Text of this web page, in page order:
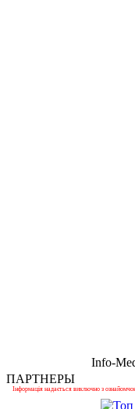
Info-
ПАРТНЕРЫ
Інформація надається виключно з